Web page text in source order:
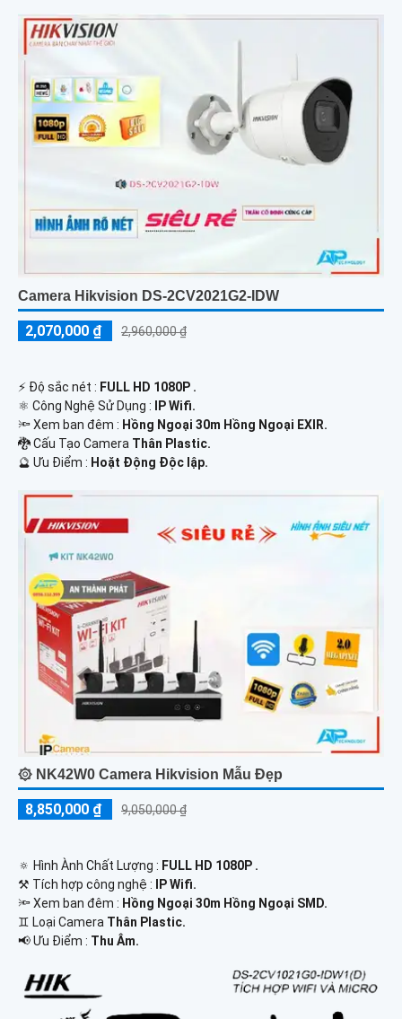
Camera Hikvision DS-2CV2021G2-IDW
2,070,000 ₫ 2,960,000 ₫
️⚡ Độ sắc nét : FULL HD 1080P .
⚛️ Công Nghệ Sử Dụng :
IP Wifi.
🔦 Xem ban đêm : Hồng Ngoại 30m Hồng Ngoại EXIR.
🐉️ Cấu Tạo Camera Thân Plastic.
️🔮 Ưu Điểm : Hoặt Động Độc lập.
۞ NK42W0 Camera Hikvision Mẫu Đẹp
8,850,000 ₫ 9,050,000 ₫
🔅 Hình Ành Chất Lượng : FULL HD 1080P .
⚒ Tích hợp công nghệ :
IP Wifi.
🔦 Xem ban đêm : Hồng Ngoại 30m Hồng Ngoại SMD.
♊ Loại Camera Thân Plastic.
️📢 Ưu Điểm : Thu Âm.